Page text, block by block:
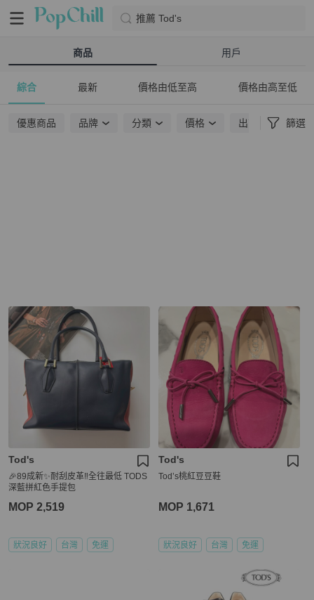
推薦 Tod's
商品 用戶
綜合 最新 價格由低至高 價格由高至低
優惠商品 品牌 分類 價格 出貨地點 篩選
Tod's
🎉89成新✨耐刮皮革‼️全往最低 TODS
深藍拼紅色手提包
MOP 2,519
狀況良好 台灣 免運
Tod's
Tod’s桃紅豆豆鞋
MOP 1,671
狀況良好 台灣 免運